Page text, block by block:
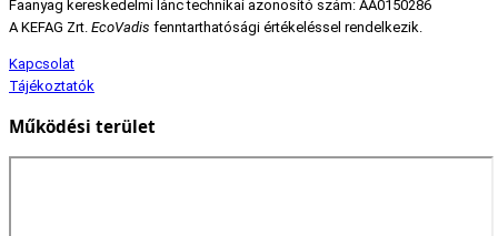
Faanyag kereskedelmi lánc technikai azonosító szám: AA0150286
A KEFAG Zrt. EcoVadis fenntarthatósági értékeléssel rendelkezik.
Kapcsolat
Tájékoztatók
Működési terület